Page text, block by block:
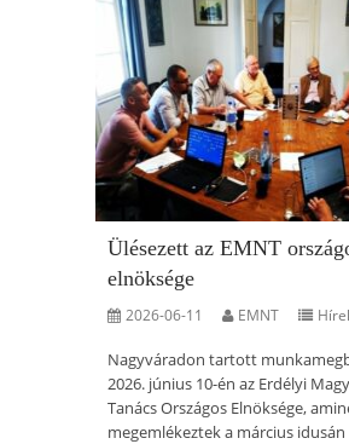
Ülésezett az EMNT
elnöksége
2026-06-11 EMNT
Nagyváradon tartott
2026. június 10-én az Erdélyi
Tanács Országos Elnöksége,
megemlékeztek a március